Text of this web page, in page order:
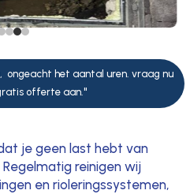
ongeacht het aantal uren. vraag nu
offerte aan."
je geen last hebt van
reinigen wij
en rioleringssystemen,